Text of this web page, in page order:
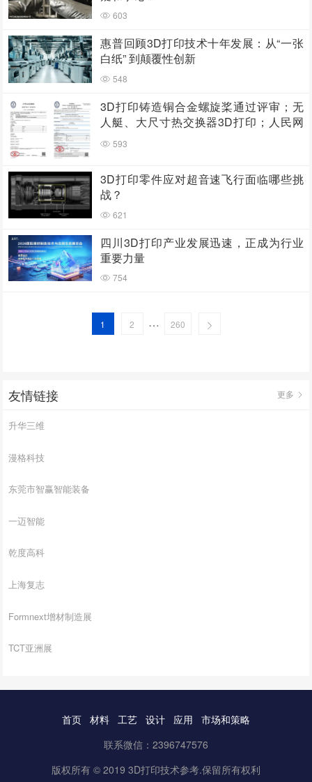
603
惠普回顾3D打印技术十年发展：从“一张
白纸” 到颠覆性创新
548
3D打印铸造铜合金螺旋桨通过评审；无
人艇、大尺寸热交换器3D打印；人民网
报道两家3D打印企业
593
3D打印零件应对超音速飞行面临哪些挑
战？
621
四川3D打印产业发展迅速，正成为行业
重要力量
754
1 2 … 260
友情链接 更多
升华三维
漫格科技
东莞市智赢智能装备
一迈智能
乾度高科
上海复志
Formnext增材制造展
TCT亚洲展
首页 材料 工艺 设计 应用
市场和策略
联系微信：2396747576
版权所有 © 2019 3D打印技术参考.保留所有权利